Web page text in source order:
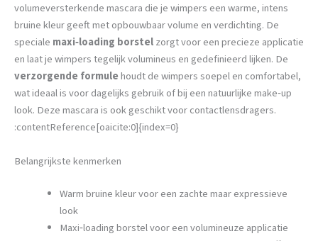
volumeversterkende mascara die je wimpers een warme, intens
bruine kleur geeft met opbouwbaar volume en verdichting. De
speciale maxi‑loading borstelzorgt voor een precieze applicatie
en laat je wimpers tegelijk volumineus en gedefinieerd lijken. De
verzorgende formulehoudt de wimpers soepel en comfortabel,
wat ideaal is voor dagelijks gebruik of bij een natuurlijke make‑up
look. Deze mascara is ook geschikt voor contactlensdragers.
:contentReference[oaicite:0]{index=0}
Belangrijkste kenmerken
Warm bruine kleur voor een zachte maar expressieve
look
Maxi‑loading borstel voor een volumineuze applicatie